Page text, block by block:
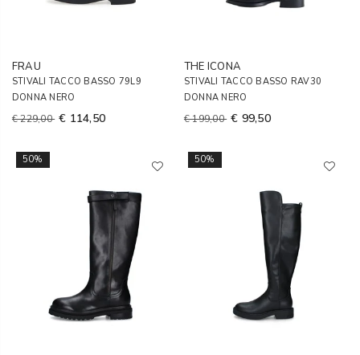
FRAU
STIVALI TACCO BASSO 79L9
DONNA NERO
€ 229,00 € 114,50
THE ICONA
STIVALI TACCO BASSO RAV30
DONNA NERO
€ 199,00 € 99,50
50% 50%